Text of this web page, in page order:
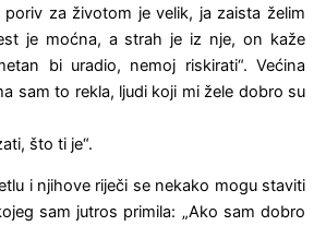
za životom je velik, ja zaista želim
je moćna, a strah je iz nje, on kaže
bi uradio, nemoj riskirati“. Većina
sam to rekla, ljudi koji mi žele dobro su
što ti je“.
i njihove riječi se nekako mogu staviti
sam jutros primila: „Ako sam dobro